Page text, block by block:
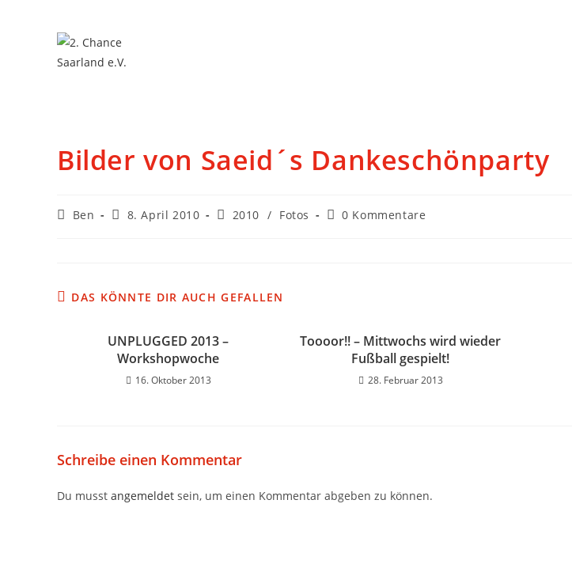
Bilder von Saeid´s Dankeschönparty
Ben 8. April 2010 2010 / Fotos 0 Kommentare
DAS KÖNNTE DIR AUCH GEFALLEN
UNPLUGGED 2013 –
Workshopwoche
16. Oktober 2013
Toooor!! – Mittwochs wird wieder
Fußball gespielt!
28. Februar 2013
Schreibe einen Kommentar
Du musst angemeldet sein, um einen Kommentar abgeben zu können.